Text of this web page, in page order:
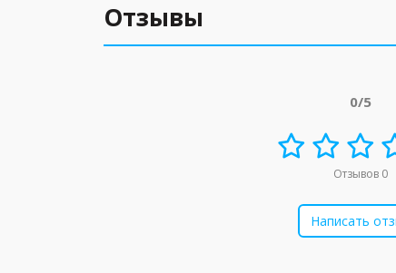
Отзывы
0/5
Отзывов 0
Написать